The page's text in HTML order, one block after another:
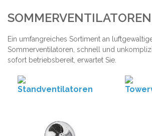
SOMMERVENTILATOREN
Ein umfangreiches Sortiment an
Sommerventilatoren, schnell und
sofort betriebsbereit, erwartet Sie.
Standventilatoren